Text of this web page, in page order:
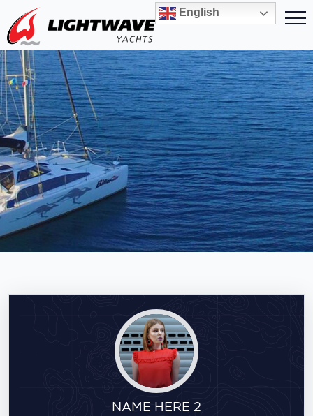
English
NAME HERE 2